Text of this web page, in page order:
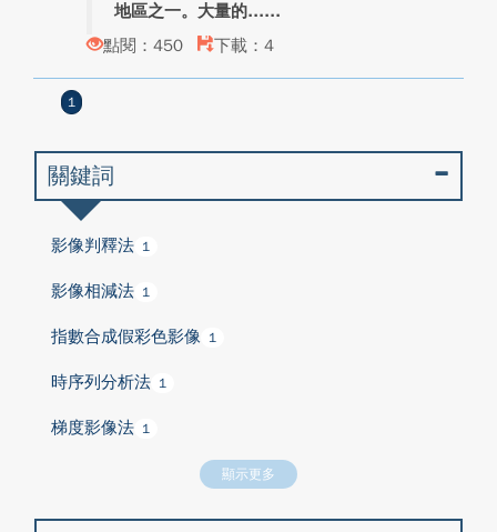
地區之一。大量的...
點閱：450
下載：4
1
關鍵詞
影像判釋法 1
影像相減法 1
指數合成假彩色影像 1
時序列分析法 1
梯度影像法 1
顯示更多